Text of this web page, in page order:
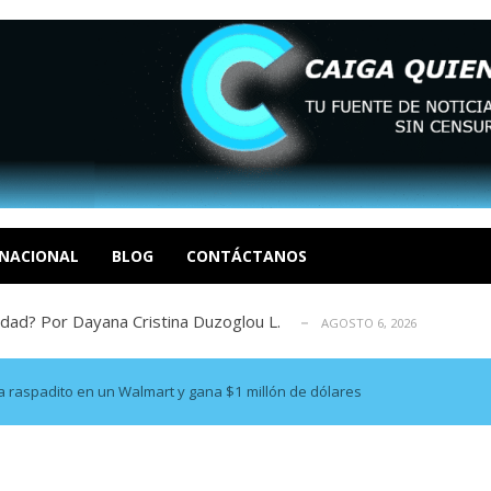
BLOG CONTÁCTANOS
de derechos humanos en el Minister... AGOSTO 6, 2026
un mercado impulsado por el auge de... AGOSTO 6, 2026
La Guaira que hasta ahora no había ...
Por Dayana Cristina Duzoglou L.
apagones y promesas incumplidas... AGOSTO 6, 2026
de derechos humanos en el Minister... AGOSTO 6, 2026
un mercado impulsado por el auge de...
en La Guaira que hasta ahora no había ... AGOSTO 6, 2026
Por Dayana Cristina Duzoglou L.
raspadito en un Walmart y gana $1 millón de dólares